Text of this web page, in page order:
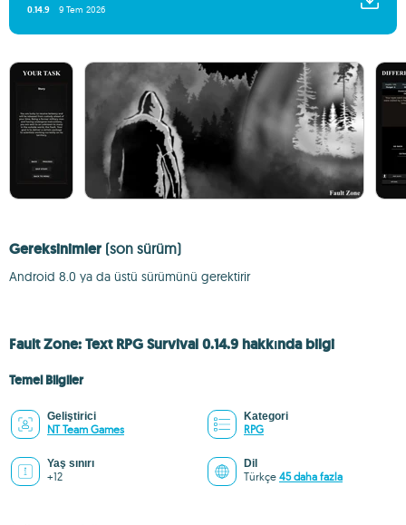
0.14.9 9 Tem 2026
Gereksinimler (son sürüm)
Android 8.0 ya da üstü sürümünü gerektirir
Fault Zone: Text RPG Survival 0.14.9 hakkında bilgi
Temel Bilgiler
Geliştirici
NT Team Games
Kategori
RPG
Yaş sınırı
+12
Dil
Türkçe 45 daha fazla